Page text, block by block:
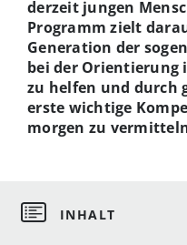
derzeit jungen
Programm zielt
Generation der
bei der
zu helfen und durch
erste wichtige
morgen zu